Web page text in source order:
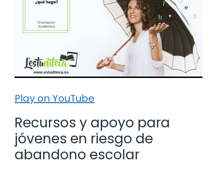
Play on YouTube
Recursos y apoyo para
jóvenes en riesgo de
abandono escolar